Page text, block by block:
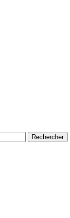
Rechercher